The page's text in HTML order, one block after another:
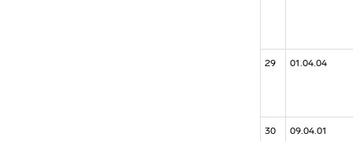
29 01.04.04
30 09.04.01